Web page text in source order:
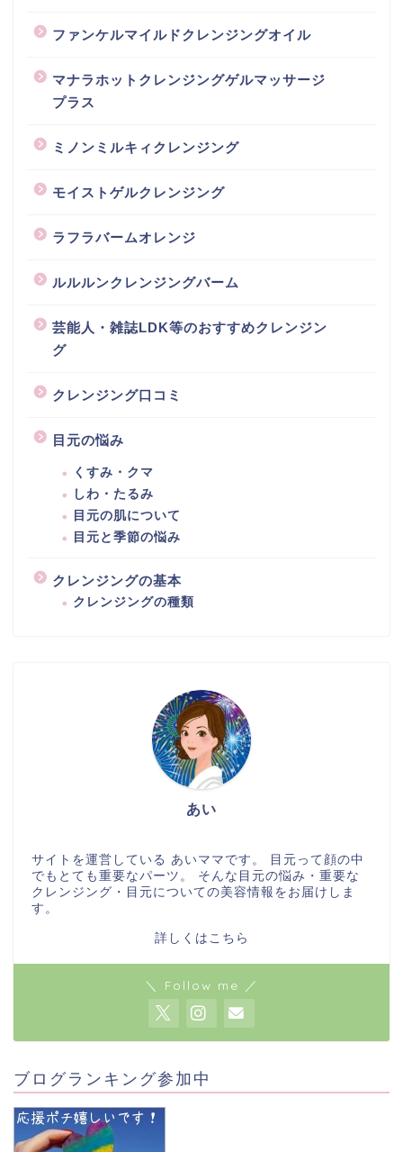
ファンケルマイルドクレンジングオイル
マナラホットクレンジングゲルマッサージ
プラス
ミノンミルキィクレンジング
モイストゲルクレンジング
ラフラバームオレンジ
ルルルンクレンジングバーム
芸能人・雑誌LDK等のおすすめクレンジン
グ
クレンジング口コミ
目元の悩み
くすみ・クマ
しわ・たるみ
目元の肌について
目元と季節の悩み
クレンジングの基本
クレンジングの種類
あい
サイトを運営している あいママです。 目元って顔の中
でもとても重要なパーツ。 そんな目元の悩み・重要な
クレンジング・目元についての美容情報をお届けしま
す。
詳しくはこちら
＼ Follow me ／
ブログランキング参加中